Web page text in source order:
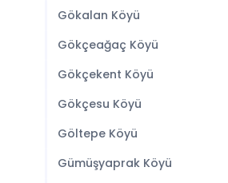
Gökalan Köyü
Gökçeağaç Köyü
Gökçekent Köyü
Gökçesu Köyü
Göltepe Köyü
Gümüşyaprak Köyü